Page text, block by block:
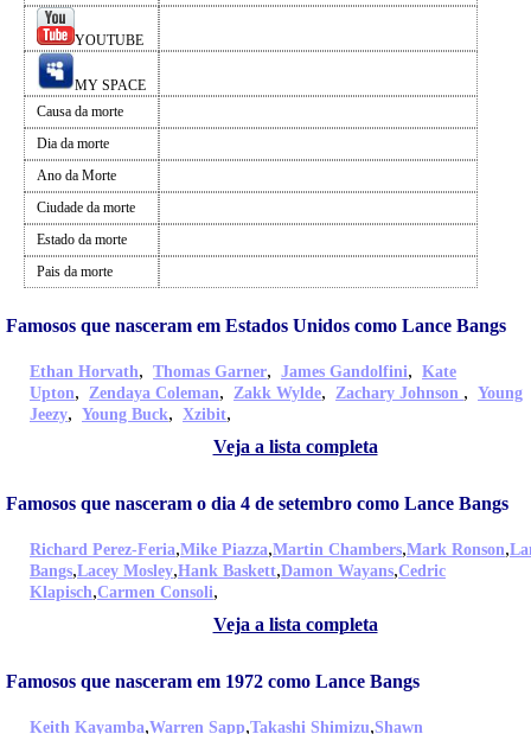
YOUTUBE
MY SPACE
Causa da morte
Dia da morte
Ano da Morte
Ciudade da morte
Estado da morte
Pais da morte
Famosos que nasceram em Estados Unidos como Lance Bangs
Ethan Horvath, Thomas Garner, James Gandolfini, Kate
Upton, Zendaya Coleman, Zakk Wylde, Zachary Johnson , Young
Jeezy, Young Buck, Xzibit,
Veja a lista completa
Famosos que nasceram o dia 4 de setembro como Lance Bangs
Richard Perez-Feria,Mike Piazza,Martin Chambers,Mark Ronson,
Bangs,Lacey Mosley,Hank Baskett,Damon Wayans,Cedric
Klapisch,Carmen Consoli,
Veja a lista completa
Famosos que nasceram em 1972 como Lance Bangs
Keith Kayamba,Warren Sapp,Takashi Shimizu,Shawn